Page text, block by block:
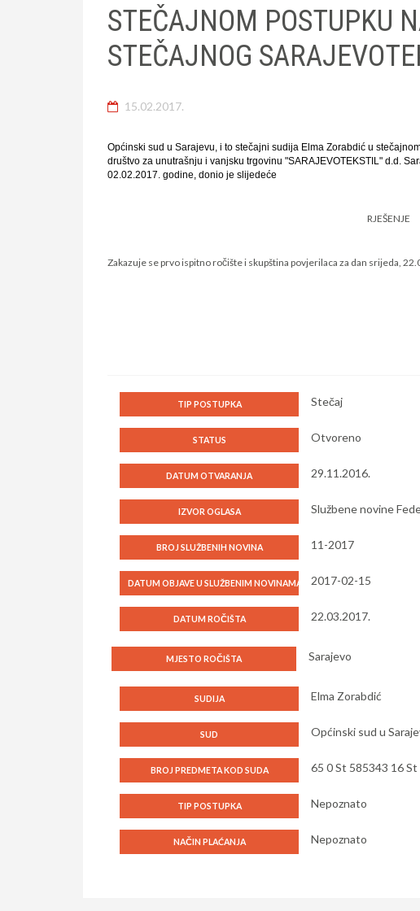
STEČAJNOM POSTUPKU
STEČAJNOG
15.02.2017.
Općinski sud u Sarajevu, i to stečajni sudija Elma Zorabdić u
društvo za unutrašnju i vanjsku trgovinu "SARAJEVOTEKSTIL" d.d.
02.02.2017. godine, donio je slijedeće
RJEŠENJE
Zakazuje se prvo ispitno ročište i skupština povjerilaca za dan srijeda,
TIP POSTUPKA Stečaj
STATUS Otvoreno
DATUM OTVARANJA 29.11.2016.
IZVOR OGLASA Službene novine
BROJ SLUŽBENIH NOVINA 11-2017
DATUM OBJAVE U SLUŽBENIM NOVINAMA 2017-02-15
DATUM ROČIŠTA 22.03.2017.
MJESTO ROČIŠTA Sarajevo
SUDIJA Elma Zorabdić
SUD Općinski sud u
BROJ PREDMETA KOD SUDA 65 0 St 585343 16 St
TIP POSTUPKA Nepoznato
NAČIN PLAĆANJA Nepoznato